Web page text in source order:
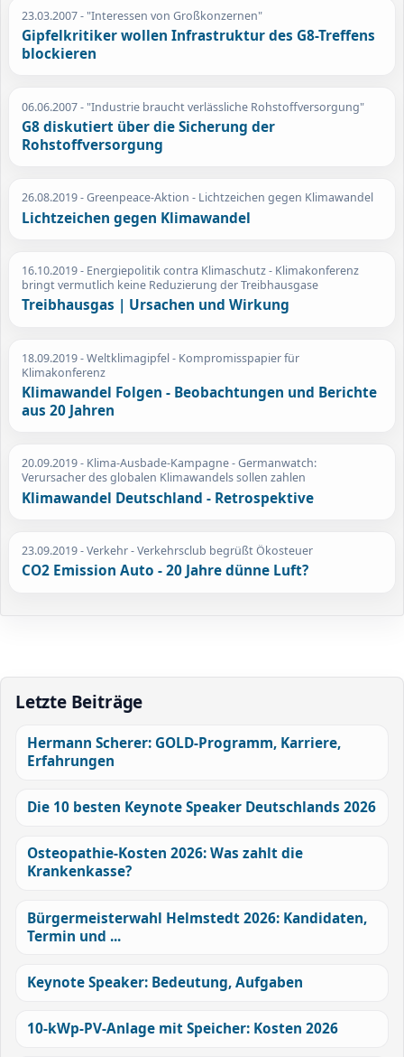
23.03.2007- "Interessen von Großkonzernen"
Gipfelkritiker wollen Infrastruktur des G8-Treffens
blockieren
06.06.2007- "Industrie braucht verlässliche Rohstoffversorgung"
G8 diskutiert über die Sicherung der
Rohstoffversorgung
26.08.2019- Greenpeace-Aktion - Lichtzeichen gegen Klimawandel
Lichtzeichen gegen Klimawandel
16.10.2019- Energiepolitik contra Klimaschutz - Klimakonferenz
bringt vermutlich keine Reduzierung der Treibhausgase
Treibhausgas | Ursachen und Wirkung
18.09.2019- Weltklimagipfel - Kompromisspapier für
Klimakonferenz
Klimawandel Folgen - Beobachtungen und Berichte
aus 20 Jahren
20.09.2019- Klima-Ausbade-Kampagne - Germanwatch:
Verursacher des globalen Klimawandels sollen zahlen
Klimawandel Deutschland - Retrospektive
23.09.2019- Verkehr - Verkehrsclub begrüßt Ökosteuer
CO2 Emission Auto - 20 Jahre dünne Luft?
Letzte Beiträge
Hermann Scherer: GOLD-Programm, Karriere,
Erfahrungen
Die 10 besten Keynote Speaker Deutschlands 2026
Osteopathie-Kosten 2026: Was zahlt die
Krankenkasse?
Bürgermeisterwahl Helmstedt 2026: Kandidaten,
Termin und ...
Keynote Speaker: Bedeutung, Aufgaben
10-kWp-PV-Anlage mit Speicher: Kosten 2026